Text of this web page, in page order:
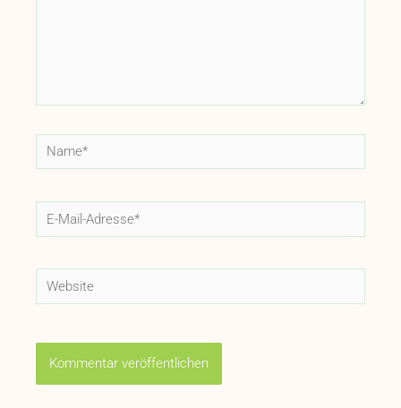
Name*
Mail-
Website